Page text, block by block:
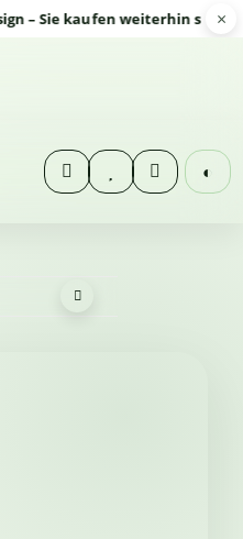
kaufen weiterhin sicher und
×
◐